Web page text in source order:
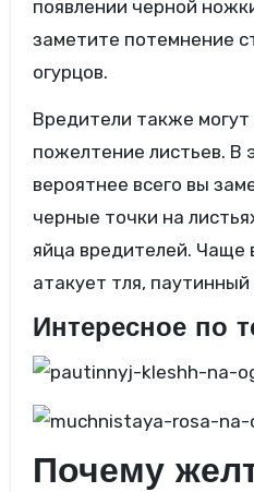
появлении черной
заметите потемнение
огурцов.
Вредители также могут
пожелтение листьев. В
вероятнее всего вы
черные точки на
яйца вредителей. Чаще
атакует тля,
Интересное по
Почему